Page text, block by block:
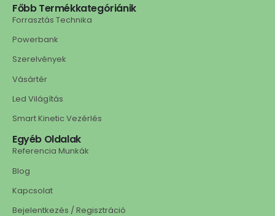
Főbb Termékkategóriánik
Forrasztás Technika
Powerbank
Szerelvények
Vásártér
Led Világítás
Smart Kinetic Vezérlés
Egyéb Oldalak
Referencia Munkák
Blog
Kapcsolat
Bejelentkezés / Regisztráció